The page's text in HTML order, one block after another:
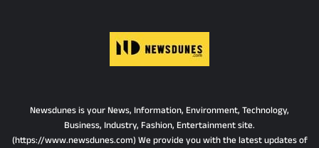
Newsdunes is your News, Information, Environment, Technology,
Business, Industry, Fashion, Entertainment site.
(https://www.newsdunes.com) We provide you with the latest updates of